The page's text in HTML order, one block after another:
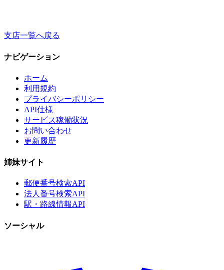
支店一覧へ戻る
ナビゲーション
ホーム
利用規約
プライバシーポリシー
API仕様
サービス稼働状況
お問い合わせ
更新履歴
姉妹サイト
郵便番号検索API
法人番号検索API
駅・路線情報API
ソーシャル